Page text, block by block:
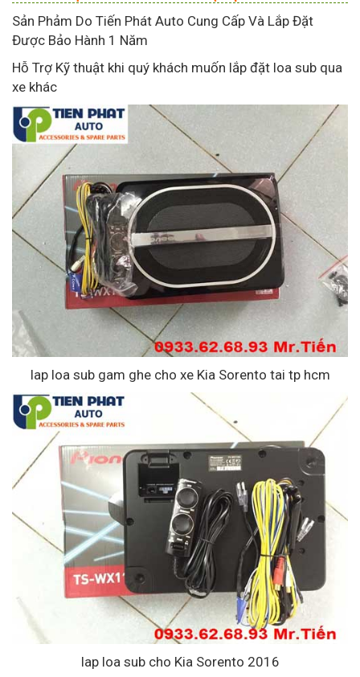
Sản Phảm Do Tiến Phát Auto Cung Cấp Và Lắp Đặt
Được Bảo Hành 1 Năm
Hỗ Trợ Kỹ thuật khi quý khách muốn lắp đặt loa sub qua
xe khác
lap loa sub gam ghe cho xe Kia Sorento tai tp hcm
lap loa sub cho Kia Sorento 2016